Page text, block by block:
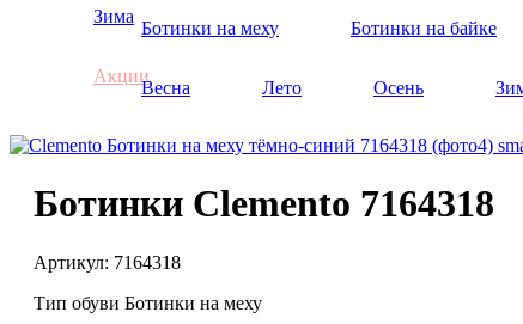
Зима
Ботинки на меху Ботинки на байке
Акции
Весна Лето Осень
Ботинки Clemento 7164318
Артикул: 7164318
Тип обуви Ботинки на меху